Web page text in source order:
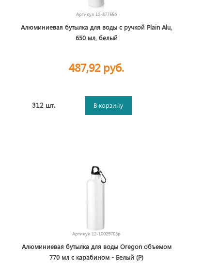
Артикул 12-877556
Алюминиевая бутылка для воды с ручкой Plain Alu,
650 мл, белый
487,92 руб.
312 шт. В корзину
Артикул 12-10029703p
Алюминиевая бутылка для воды Oregon объемом
770 мл с карабином - Белый (P)